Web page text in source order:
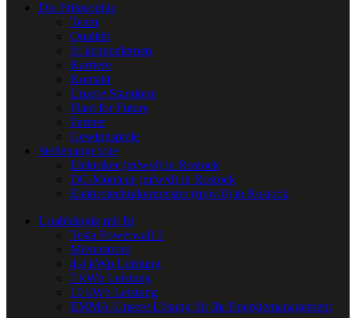
Die Frilosophie
Team
Qualität
fri kennenlernen
Karriere
Kontakt
Unsere Standorte
Plant for Future
Partner
Gewinnspiele
Stellenangebote
Elektriker (m/w/d) in Rostock
DC-Monteur (m/w/d) in Rostock
Elektrotechnikermeister (m/w/d) in Rostock
Unabhängig mit fri
Tesla Powerwall 3
Mieterstrom
4,4 kWp Leistung
7 kWp Leistung
10 kWp Leistung
EMMA-Unsere Lösung für Ihr Energiemanagement